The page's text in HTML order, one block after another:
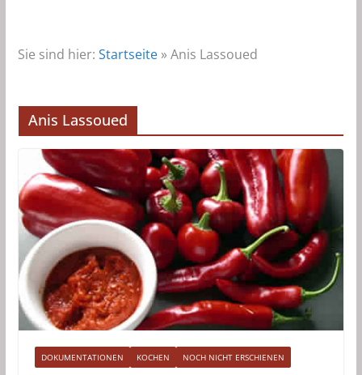
Sie sind hier: Startseite»Anis Lassoued
Anis Lassoued
DOKUMENTATIONEN KOCHEN NOCH NICHT ERSCHIENEN